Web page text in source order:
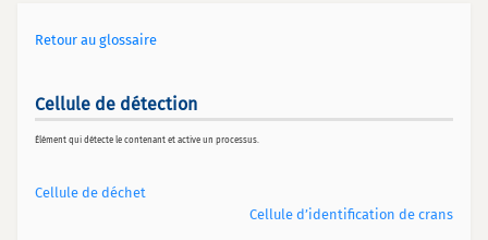
Retour au glossaire
Cellule de détection
Élément qui détecte le contenant et active un processus.
Cellule de déchet
Cellule d’identification de crans